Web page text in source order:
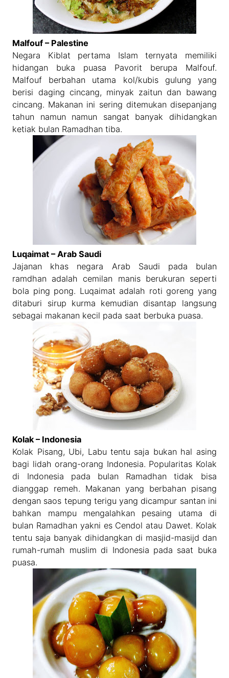
Malfouf – Palestine
Negara Kiblat pertama Islam ternyata memiliki
hidangan buka puasa Pavorit berupa Malfouf.
Malfouf berbahan utama kol/kubis gulung yang
berisi daging cincang, minyak zaitun dan bawang
cincang. Makanan ini sering ditemukan disepanjang
tahun namun namun sangat banyak dihidangkan
ketiak bulan Ramadhan tiba.
Luqaimat – Arab Saudi
Jajanan khas negara Arab Saudi pada bulan
ramdhan adalah cemilan manis berukuran seperti
bola ping pong. Luqaimat adalah roti goreng yang
ditaburi sirup kurma kemudian disantap langsung
sebagai makanan kecil pada saat berbuka puasa.
Kolak – Indonesia
Kolak Pisang, Ubi, Labu tentu saja bukan hal asing
bagi lidah orang-orang Indonesia. Popularitas Kolak
di Indonesia pada bulan Ramadhan tidak bisa
dianggap remeh. Makanan yang berbahan pisang
dengan saos tepung terigu yang dicampur santan ini
bahkan mampu mengalahkan pesaing utama di
bulan Ramadhan yakni es Cendol atau Dawet. Kolak
tentu saja banyak dihidangkan di masjid-masijd dan
rumah-rumah muslim di Indonesia pada saat buka
puasa.